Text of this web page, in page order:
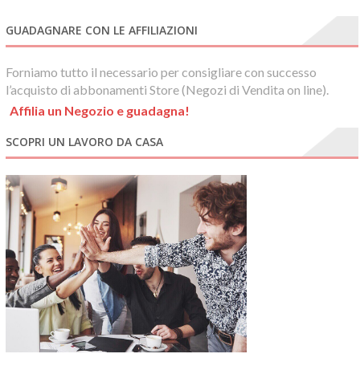
GUADAGNARE CON LE AFFILIAZIONI
Forniamo tutto il necessario per consigliare con successo
l’acquisto di abbonamenti Store (Negozi di Vendita on line).
Affilia un Negozio e guadagna!
SCOPRI UN LAVORO DA CASA